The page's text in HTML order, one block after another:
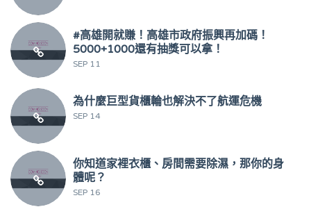
#高雄開就賺！高雄市政府振興再加碼！
5000+1000還有抽獎可以拿！
SEP 11
為什麼巨型貨櫃輪也解決不了航運危機
SEP 14
你知道家裡衣櫃、房間需要除濕，那你的身
體呢？
SEP 16